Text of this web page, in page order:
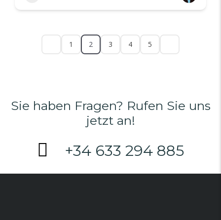
1 2 3 4 5
Sie haben Fragen? Rufen Sie uns
jetzt an!
+34 633 294 885